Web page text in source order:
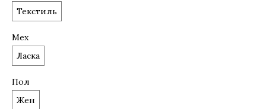
Текстиль
Мех
Ласка
Пол
Жен